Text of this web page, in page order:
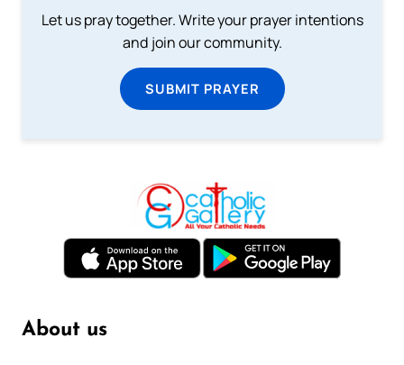
Let us pray together. Write your prayer intentions
and join our community.
SUBMIT PRAYER
About us